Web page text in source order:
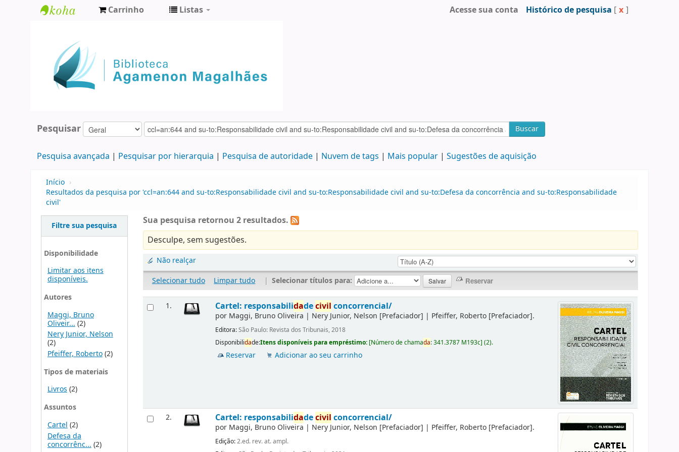
Agamenon
Magalhães
Carrinho Listas Acesse sua conta Histórico de pesquisa [ x ]
Pesquisar Buscar
Pesquisa avançada Pesquisar por hierarquia Pesquisa de autoridade Nuvem de tags Mais popular Sugestões de aquisição
Início ›
Resultados da pesquisa por 'ccl=an:644 and su-to:Responsabilidade civil and su-to:Responsabilidade civil and su-to:Defesa da concorrência and su-to:Responsabilidade
civil'
Filtre sua pesquisa
Disponibilidade
Limitar aos itens
disponíveis.
Autores
Maggi, Bruno
Oliveir... (2)
Nery Junior, Nelson
(2)
Pfeiffer, Roberto(2)
Tipos de materiais
Livros(2)
Assuntos
Cartel (2)
Defesa da
concorrênc... (2)
Sua pesquisa retornou 2 resultados.
Desculpe, sem sugestões.
Não realçar
Selecionar tudo
Limpar tudo | Selecionar títulos para:
1. Cartel: responsabilidadecivil concorrencial/
por Maggi, Bruno Oliveira | Nery Junior, Nelson [Prefaciador] | Pfeiffer, Roberto [Prefaciador].
Editora:São Paulo: Revista dos Tribunais, 2018
Disponibilidade:Itens disponíveis para empréstimo: [Número de chamada:341.3787 M193c](2).
Reservar Adicionar ao seu carrinho
2. Cartel: responsabilidadecivil concorrencial/
por Maggi, Bruno Oliveira | Nery Junior, Nelson [Prefaciador] | Pfeiffer, Roberto [Prefaciador].
Edição:2.ed. rev. at. ampl.